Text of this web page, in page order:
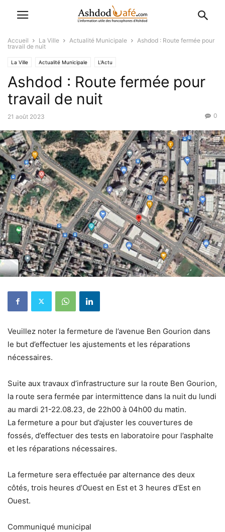
Accueil La Ville Actualité Municipale
Ashdod : Route fermée pour
travail de nuit
La Ville Actualité Municipale L'Actu
Ashdod : Route fermée pour
travail de nuit
21 août 2023 0
Veuillez noter la fermeture de l’avenue Ben Gourion dans
le but d’effectuer les ajustements et les réparations
nécessaires.
Suite aux travaux d’infrastructure sur la route Ben Gourion,
la route sera fermée par intermittence dans la nuit du lundi
au mardi 21-22.08.23, de 22h00 à 04h00 du matin.
La fermeture a pour but d’ajuster les couvertures de
fossés, d’effectuer des tests en laboratoire pour l’asphalte
et les réparations nécessaires.
La fermeture sera effectuée par alternance des deux
côtés, trois heures d’Ouest en Est et 3 heures d’Est en
Ouest.
Communiqué municipal